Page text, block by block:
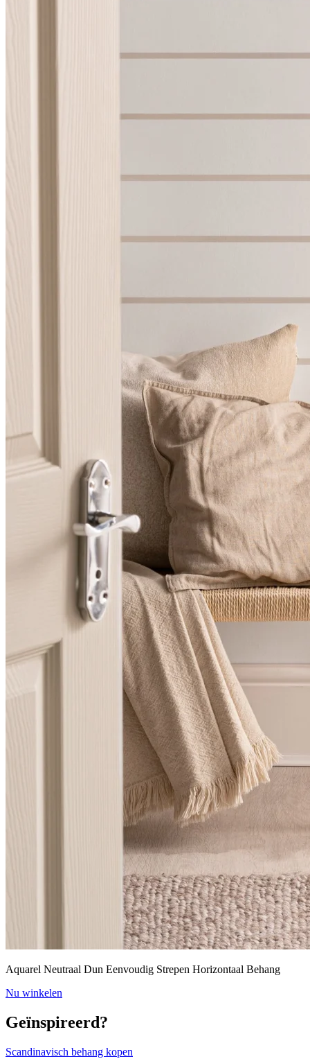
Aquarel Neutraal Dun Eenvoudig Strepen Horizontaal Behang
Nu winkelen
Geïnspireerd?
Scandinavisch behang kopen